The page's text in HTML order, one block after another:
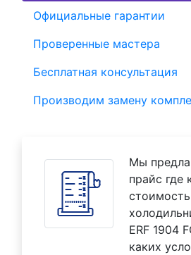
Официальные гарантии
Проверенные мастера
Бесплатная консультация
Производим замену
Мы
прайс где
ERF 1904
каких